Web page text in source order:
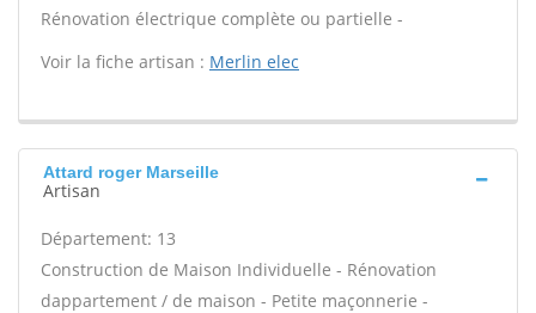
Rénovation électrique complète ou partielle -
Voir la fiche artisan : Merlin elec
Attard roger Marseille
Artisan
Département: 13
Construction de Maison Individuelle - Rénovation
dappartement / de maison - Petite maçonnerie -